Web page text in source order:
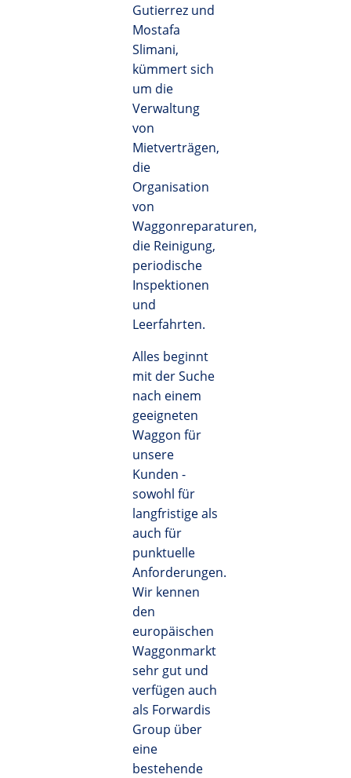
Gutierrez und
Mostafa
Slimani,
kümmert sich
um die
Verwaltung
von
Mietverträgen,
die
Organisation
von
Waggonreparaturen,
die Reinigung,
periodische
Inspektionen
und
Leerfahrten.
Alles beginnt
mit der Suche
nach einem
geeigneten
Waggon für
unsere
Kunden -
sowohl für
langfristige als
auch für
punktuelle
Anforderungen.
Wir kennen
den
europäischen
Waggonmarkt
sehr gut und
verfügen auch
als Forwardis
Group über
eine
bestehende